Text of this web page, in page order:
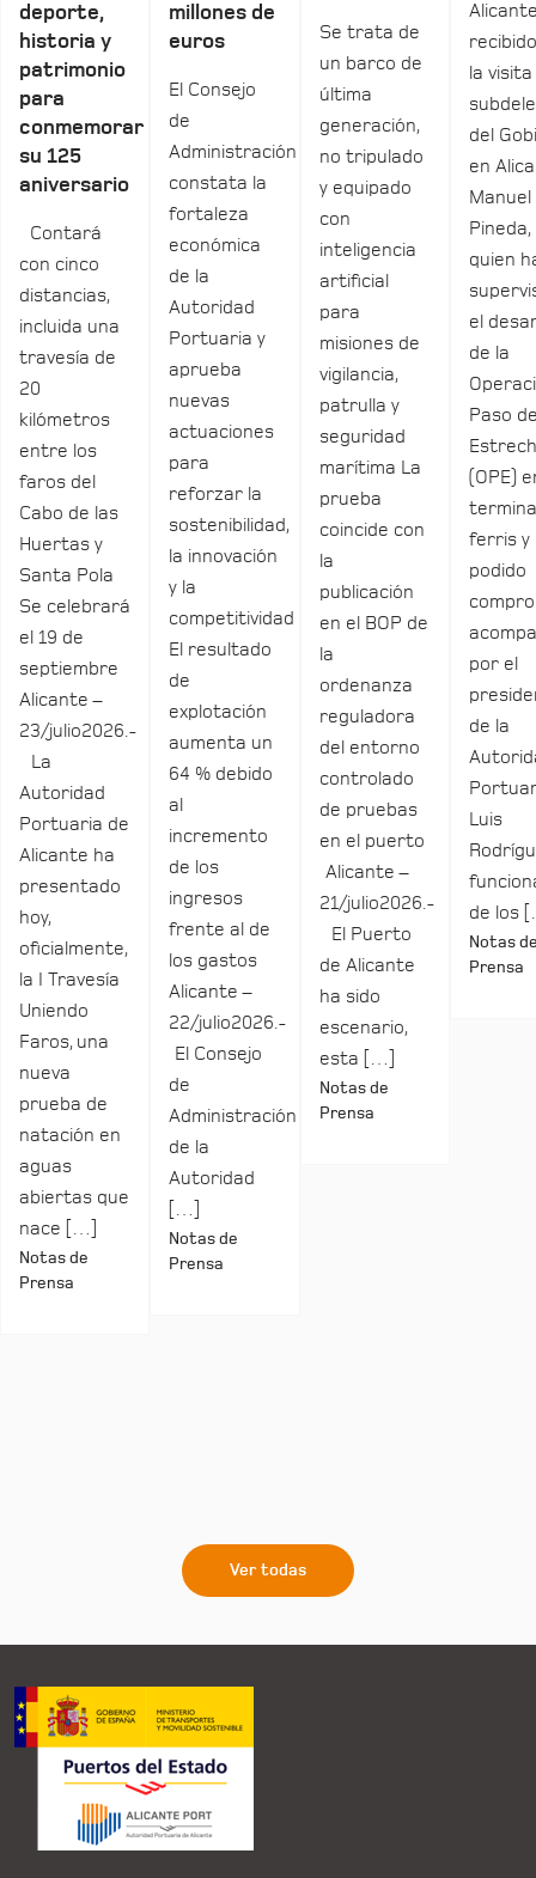
deporte,
historia y
patrimonio
para
conmemorar
su 125
aniversario
Contará
con cinco
distancias,
incluida una
travesía de
20
kilómetros
entre los
faros del
Cabo de las
Huertas y
Santa Pola
Se celebrará
el 19 de
septiembre
Alicante –
23/julio2026.-
La
Autoridad
Portuaria de
Alicante ha
presentado
hoy,
oficialmente,
la I Travesía
Uniendo
Faros, una
nueva
prueba de
natación en
aguas
abiertas que
nace […]
Notas de
Prensa
millones de
euros
El Consejo
de
Administración
constata la
fortaleza
económica
de la
Autoridad
Portuaria y
aprueba
nuevas
actuaciones
para
reforzar la
sostenibilidad,
la innovación
y la
competitividad
El resultado
de
explotación
aumenta un
64 % debido
al
incremento
de los
ingresos
frente al de
los gastos
Alicante –
22/julio2026.-
El Consejo
de
Administración
de la
Autoridad
Notas de
Prensa
Se trata de
un barco de
última
generación,
no tripulado
y equipado
con
inteligencia
artificial
para
misiones de
vigilancia,
patrulla y
seguridad
marítima La
prueba
coincide con
la
publicación
en el BOP de
la
ordenanza
reguladora
del entorno
controlado
de pruebas
en el puerto
Alicante –
21/julio2026.-
El Puerto
de Alicante
ha sido
escenario,
esta […]
Notas de
Prensa
la
del
en
Manuel
Pineda,
quien
el
de la
Paso
(OPE)
ferris y
podido
por el
de la
Luis
de los
Notas
Prensa
Ver todas